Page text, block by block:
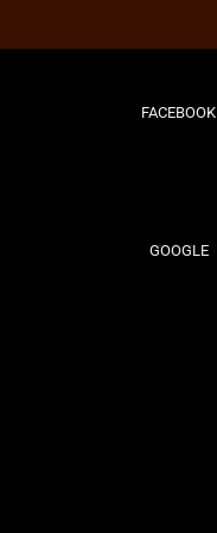
FACEBOOK
GOOGLE